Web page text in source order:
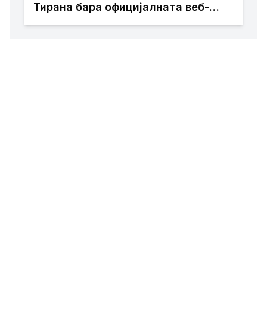
Тирана бара официјалната веб-
страница на Општина Пустец да